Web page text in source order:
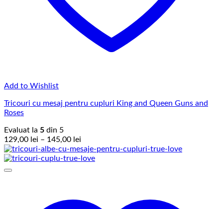
Add to Wishlist
Tricouri cu mesaj pentru cupluri King and Queen Guns and
Roses
Evaluat la 5 din 5
129,00 lei – 145,00 lei
de
prețuri: